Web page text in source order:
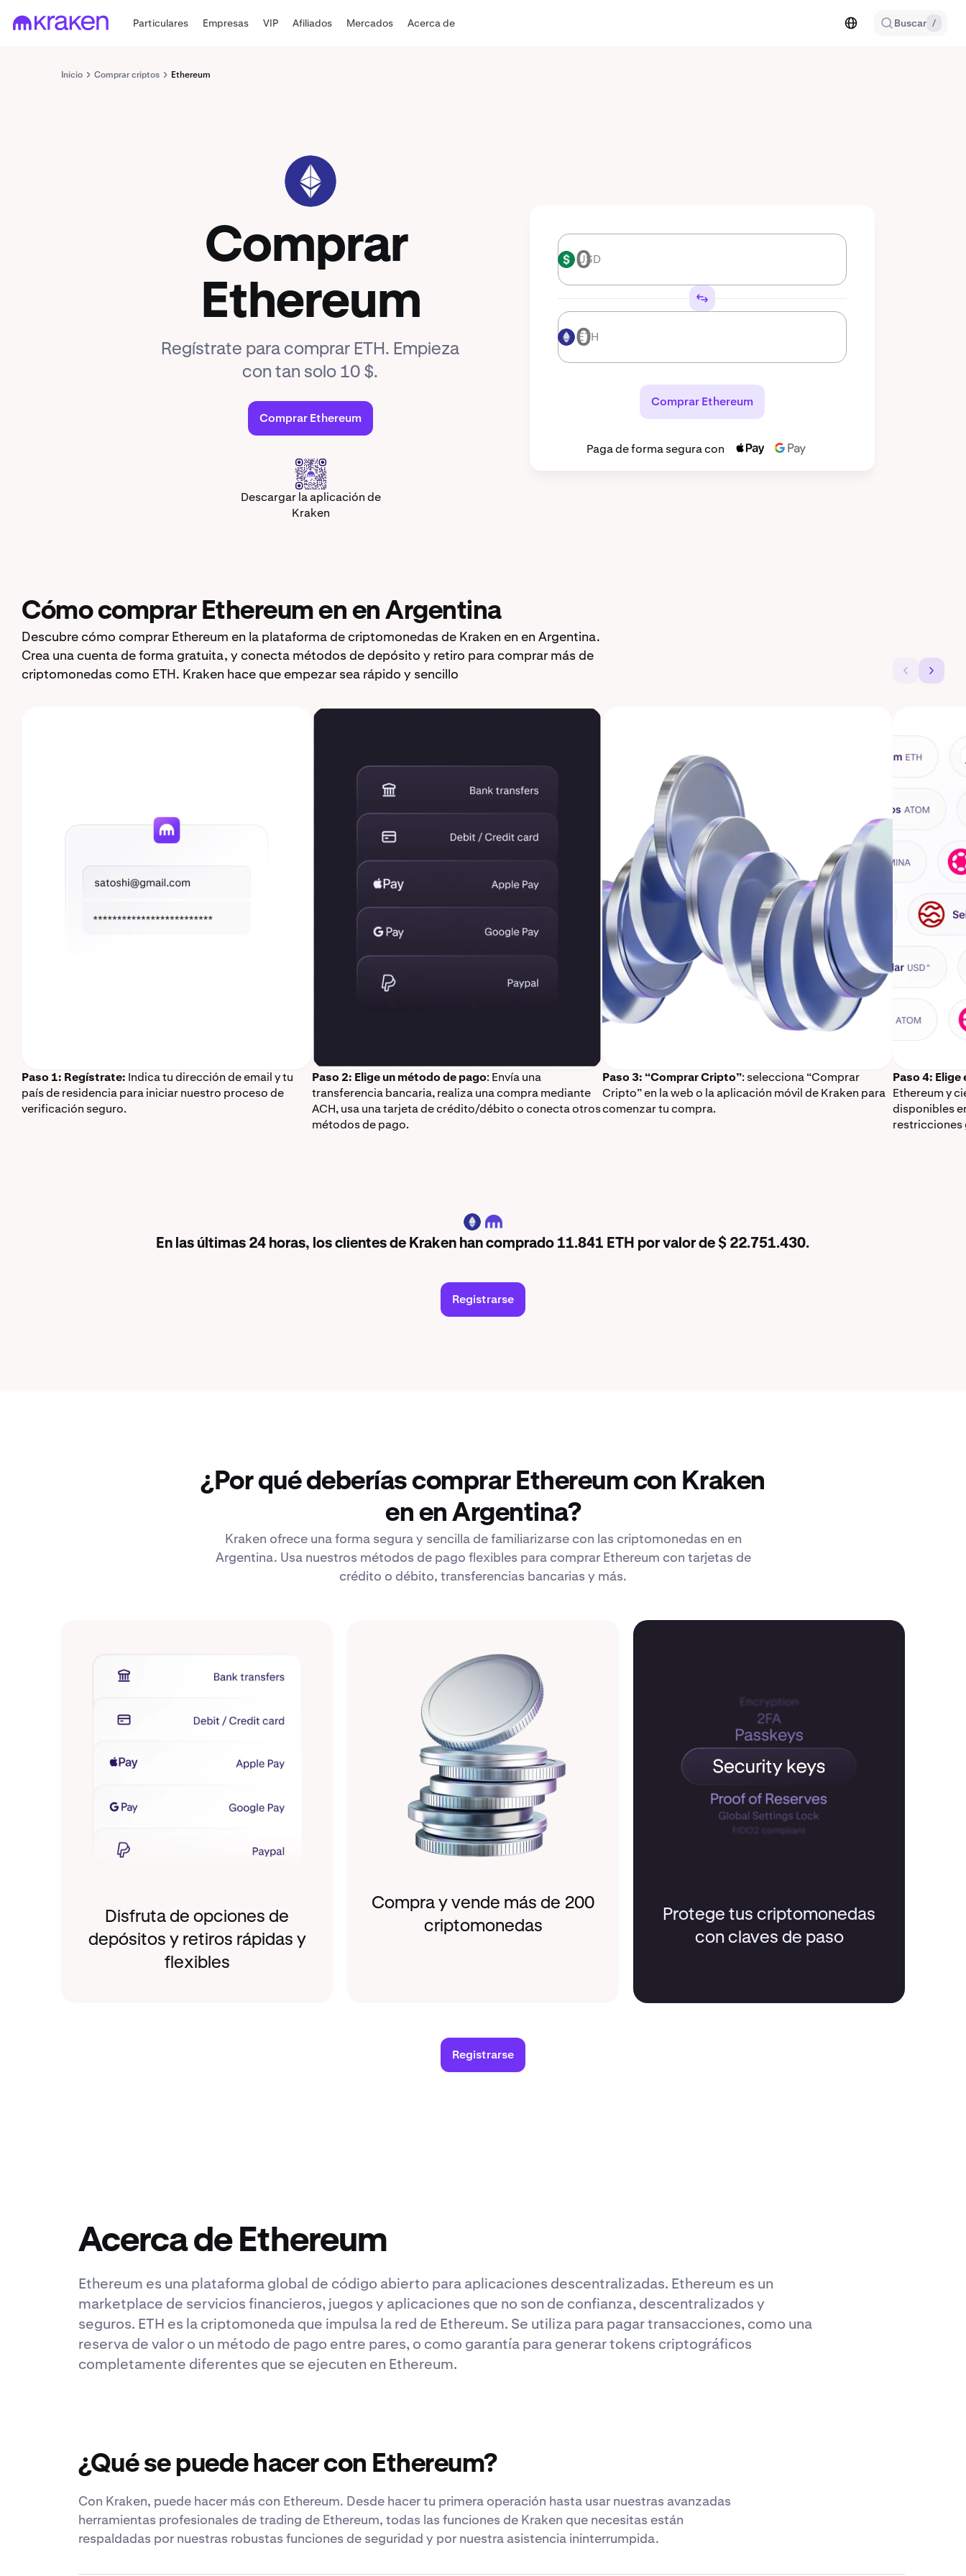
Particulares Empresas VIP Afiliados Mercados Acerca de Buscar /
Inicio Comprar criptos Ethereum
ETH
Comprar
Ethereum
Regístrate para comprar ETH. Empieza
con tan solo 10 $.
Comprar Ethereum
Descargar la aplicación de
Kraken
USD USD
ETH ETH
Comprar Ethereum
Paga de forma segura con
Cómo comprar Ethereum en en Argentina
Descubre cómo comprar Ethereum en la plataforma de criptomonedas de Kraken en en Argentina.
Crea una cuenta de forma gratuita, y conecta métodos de depósito y retiro para comprar más de
criptomonedas como ETH. Kraken hace que empezar sea rápido y sencillo
Paso 1: Regístrate: Indica tu dirección de email y tu
país de residencia para iniciar nuestro proceso de
verificación seguro.
Paso 2: Elige un método de pago: Envía una
transferencia bancaria, realiza una compra mediante
ACH, usa una tarjeta de crédito/débito o conecta otros
métodos de pago.
Paso 3: “Comprar Cripto”: selecciona “Comprar
Cripto” en la web o la aplicación móvil de Kraken para
comenzar tu compra.
Paso 4:
Ethereum y
disponibles
restricciones
ETH
En las últimas 24 horas, los clientes de Kraken han comprado 11.841 ETH por valor de $ 22.751.430.
Registrarse
¿Por qué deberías comprar Ethereum con Kraken
en en Argentina?
Kraken ofrece una forma segura y sencilla de familiarizarse con las criptomonedas en en
Argentina. Usa nuestros métodos de pago flexibles para comprar Ethereum con tarjetas de
crédito o débito, transferencias bancarias y más.
Disfruta de opciones de
depósitos y retiros rápidas y
flexibles
Compra y vende más de 200
criptomonedas
Protege tus criptomonedas
con claves de paso
Registrarse
Acerca de Ethereum
Ethereum es una plataforma global de código abierto para aplicaciones descentralizadas. Ethereum es un
marketplace de servicios financieros, juegos y aplicaciones que no son de confianza, descentralizados y
seguros. ETH es la criptomoneda que impulsa la red de Ethereum. Se utiliza para pagar transacciones, como una
reserva de valor o un método de pago entre pares, o como garantía para generar tokens criptográficos
completamente diferentes que se ejecuten en Ethereum.
¿Qué se puede hacer con Ethereum?
Con Kraken, puede hacer más con Ethereum. Desde hacer tu primera operación hasta usar nuestras avanzadas
herramientas profesionales de trading de Ethereum, todas las funciones de Kraken que necesitas están
respaldadas por nuestras robustas funciones de seguridad y por nuestra asistencia ininterrumpida.